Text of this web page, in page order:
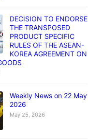
DECISION TO ENDORSE
THE TRANSPOSED
PRODUCT SPECIFIC
RULES OF THE ASEAN-
KOREA AGREEMENT ON
Weekly News on 22 May
2026
May 25, 2026